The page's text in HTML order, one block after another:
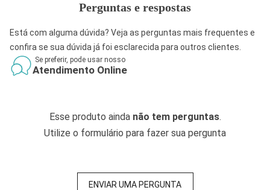
Perguntas e respostas
Está com alguma dúvida? Veja as perguntas mais frequentes e
confira se sua dúvida já foi esclarecida para outros clientes.
Se preferir, pode usar nosso
Atendimento Online
Esse produto ainda não tem perguntas.
Utilize o formulário para fazer sua pergunta
ENVIAR UMA PERGUNTA